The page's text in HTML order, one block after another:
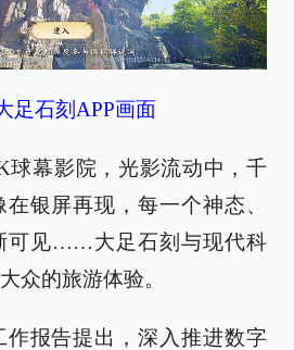
足石刻APP画面
球幕影院，光影流动中，千
银屏再现，每一个神态、
可见……大足石刻与现代科
众的旅游体验。
作报告提出，深入推进数字